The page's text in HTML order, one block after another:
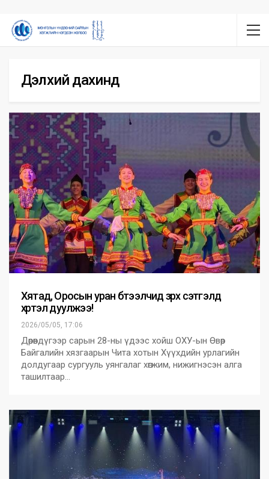
Дэлхий дахинд
Хятад, Оросын уран бүтээлчид зүрх сэтгэлд
хүртэл дуулжээ!
2026/05/05, 17:06
Дөрөвдүгээр сарын 28-ны үдээс хойш ОХУ-ын Өвөр
Байгалийн хязгаарын Чита хотын Хүүхдийн урлагийн
долдугаар сургууль уянгалаг хөгжим, нижигнэсэн алга
ташилтаар…